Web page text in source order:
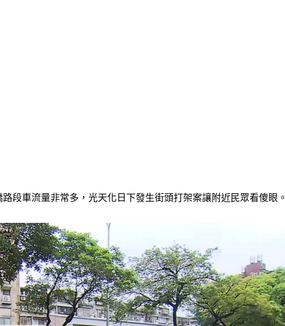
段車流量非常多，光天化日下發生街頭打架案讓附近民眾看傻眼。